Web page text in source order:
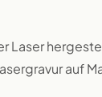
Laser
auf